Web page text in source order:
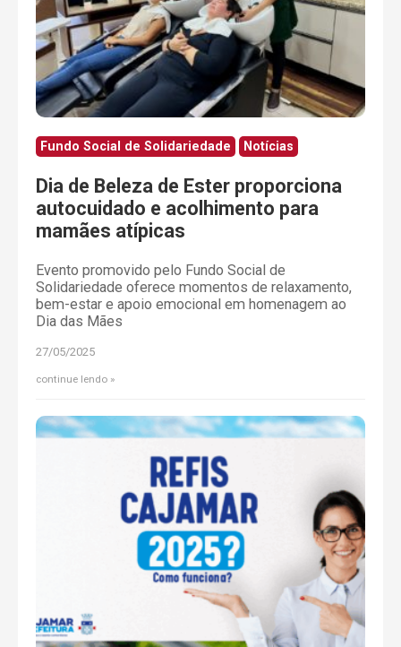
Fundo Social de Solidariedade Notícias
Dia de Beleza de Ester proporciona
autocuidado e acolhimento para
mamães atípicas
Evento promovido pelo Fundo Social de
Solidariedade oferece momentos de relaxamento,
bem-estar e apoio emocional em homenagem ao
Dia das Mães
27/05/2025
continue lendo